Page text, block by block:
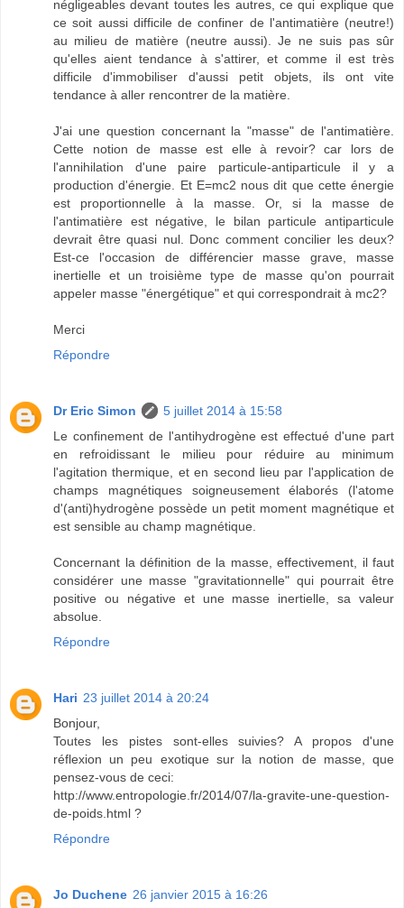
négligeables devant toutes les autres, ce qui explique que
ce soit aussi difficile de confiner de l'antimatière (neutre!)
au milieu de matière (neutre aussi). Je ne suis pas sûr
qu'elles aient tendance à s'attirer, et comme il est très
difficile d'immobiliser d'aussi petit objets, ils ont vite
tendance à aller rencontrer de la matière.
J'ai une question concernant la "masse" de l'antimatière.
Cette notion de masse est elle à revoir? car lors de
l'annihilation d'une paire particule-antiparticule il y a
production d'énergie. Et E=mc2 nous dit que cette énergie
est proportionnelle à la masse. Or, si la masse de
l'antimatière est négative, le bilan particule antiparticule
devrait être quasi nul. Donc comment concilier les deux?
Est-ce l'occasion de différencier masse grave, masse
inertielle et un troisième type de masse qu'on pourrait
appeler masse "énergétique" et qui correspondrait à mc2?
Merci
Répondre
Dr Eric Simon
5 juillet 2014 à 15:58
Le confinement de l'antihydrogène est effectué d'une part
en refroidissant le milieu pour réduire au minimum
l'agitation thermique, et en second lieu par l'application de
champs magnétiques soigneusement élaborés (l'atome
d'(anti)hydrogène possède un petit moment magnétique et
est sensible au champ magnétique.
Concernant la définition de la masse, effectivement, il faut
considérer une masse "gravitationnelle" qui pourrait être
positive ou négative et une masse inertielle, sa valeur
absolue.
Répondre
Hari 23 juillet 2014 à 20:24
Bonjour,
Toutes les pistes sont-elles suivies? A propos d'une
réflexion un peu exotique sur la notion de masse, que
pensez-vous de ceci:
http://www.entropologie.fr/2014/07/la-gravite-une-question-
de-poids.html ?
Répondre
Jo Duchene 26 janvier 2015 à 16:26